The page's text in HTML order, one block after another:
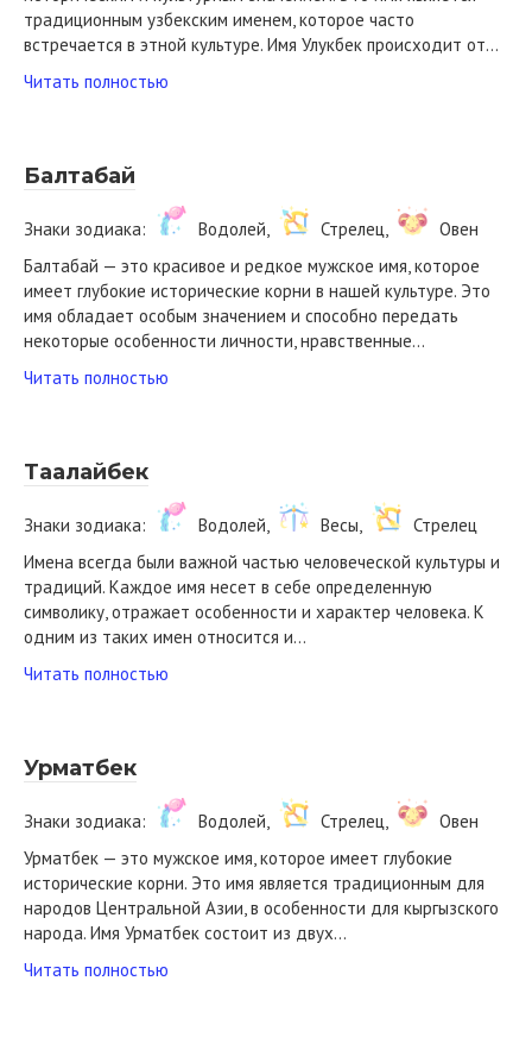
традиционным узбекским именем, которое часто
встречается в этной культуре. Имя Улукбек происходит от…
Читать полностью
Балтабай
Знаки зодиака: Водолей, Стрелец,
Овен
Балтабай — это красивое и редкое мужское имя, которое
имеет глубокие исторические корни в нашей культуре. Это
имя обладает особым значением и способно передать
некоторые особенности личности, нравственные…
Читать полностью
Таалайбек
Знаки зодиака: Водолей, Весы,
Стрелец
Имена всегда были важной частью человеческой культуры и
традиций. Каждое имя несет в себе определенную
символику, отражает особенности и характер человека. К
одним из таких имен относится и…
Читать полностью
Урматбек
Знаки зодиака: Водолей, Стрелец,
Овен
Урматбек — это мужское имя, которое имеет глубокие
исторические корни. Это имя является традиционным для
народов Центральной Азии, в особенности для кыргызского
народа. Имя Урматбек состоит из двух…
Читать полностью